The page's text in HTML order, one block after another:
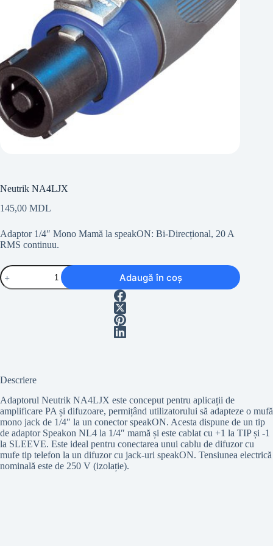
Neutrik NA4LJX
145,00 MDL
Adaptor 1/4″ Mono Mamă la speakON: Bi-Direcțional, 20 A
RMS continuu.
Cantitate
Neutrik
NA4LJX
Adaugă în coș
Descriere
Adaptorul Neutrik NA4LJX este conceput pentru aplicații de
amplificare PA și difuzoare, permițând utilizatorului să adapteze o mufă
mono jack de 1/4″ la un conector speakON. Acesta dispune de un tip
de adaptor Speakon NL4 la 1/4″ mamă și este cablat cu +1 la TIP și -1
la SLEEVE. Este ideal pentru conectarea unui cablu de difuzor cu
mufe tip telefon la un difuzor cu jack-uri speakON. Tensiunea electrică
nominală este de 250 V (izolație).